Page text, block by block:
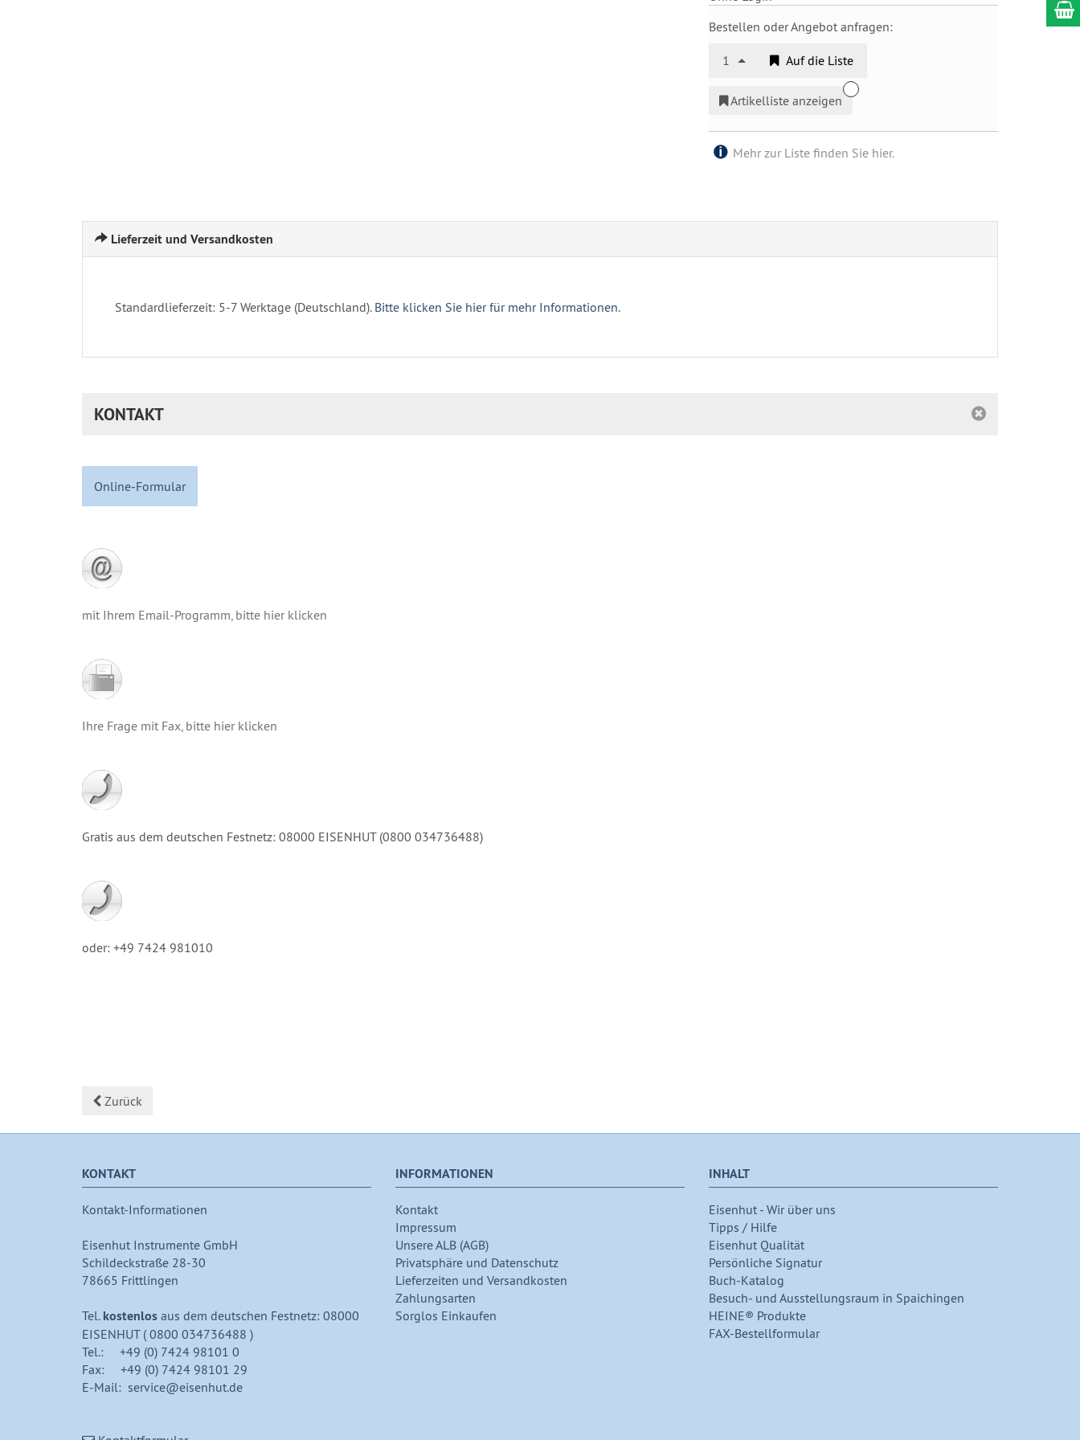
Bestellen oder Angebot anfragen:
1 Auf die Liste
Artikelliste anzeigen
Mehr zur Liste finden Sie hier.
Lieferzeit und Versandkosten
Standardlieferzeit: 5-7 Werktage (Deutschland). Bitte klicken Sie hier für mehr Informationen.
KONTAKT
Online-Formular
mit Ihrem Email-Programm, bitte hier klicken
Ihre Frage mit Fax, bitte hier klicken
Gratis aus dem deutschen Festnetz: 08000 EISENHUT (0800 034736488)
oder: +49 7424 981010
Zurück
KONTAKT
Kontakt-Informationen
Eisenhut Instrumente GmbH
Schildeckstraße 28-30
78665 Frittlingen
Tel. kostenlos aus dem deutschen Festnetz: 08000
EISENHUT ( 0800 034736488 )
Tel.: +49 (0) 7424 98101 0
Fax: +49 (0) 7424 98101 29
E-Mail: service@eisenhut.de
INFORMATIONEN
Kontakt
Impressum
Unsere ALB (AGB)
Privatsphäre und Datenschutz
Lieferzeiten und Versandkosten
Zahlungsarten
Sorglos Einkaufen
INHALT
Eisenhut - Wir über uns
Tipps / Hilfe
Eisenhut Qualität
Persönliche Signatur
Buch-Katalog
Besuch- und Ausstellungsraum in Spaichingen
HEINE® Produkte
FAX-Bestellformular